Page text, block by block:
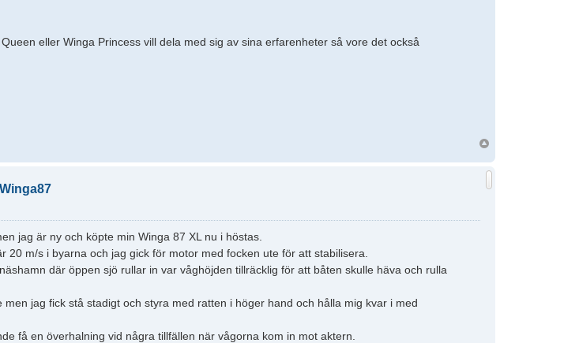
eller Winga Princess vill dela med sig av sina erfarenheter så vore det också
jag är ny och köpte min Winga 87 XL nu i höstas.
20 m/s i byarna och jag gick för motor med focken ute för att stabilisera.
där öppen sjö rullar in var våghöjden tillräcklig för att båten skulle häva och rulla
jag fick stå stadigt och styra med ratten i höger hand och hålla mig kvar i med
få en överhalning vid några tillfällen när vågorna kom in mot aktern.